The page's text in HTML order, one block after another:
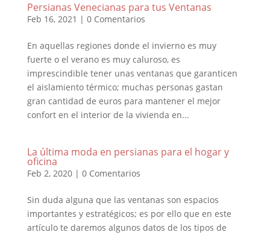
Persianas Venecianas para tus Ventanas
Feb 16, 2021 | 0 Comentarios
En aquellas regiones donde el invierno es muy
fuerte o el verano es muy caluroso, es
imprescindible tener unas ventanas que garanticen
el aislamiento térmico; muchas personas gastan
gran cantidad de euros para mantener el mejor
confort en el interior de la vivienda en...
La última moda en persianas para el hogar y
oficina
Feb 2, 2020| 0 Comentarios
Sin duda alguna que las ventanas son espacios
importantes y estratégicos; es por ello que en este
artículo te daremos algunos datos de los tipos de